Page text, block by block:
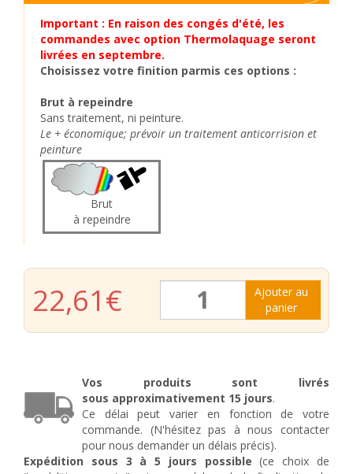
Important : En raison des congés d'été, les
commandes avec option Thermolaquage seront
livrées en septembre.
Choisissez votre finition parmis ces options :
Brut à repeindre
Sans traitement, ni peinture.
Le + économique; prévoir un traitement anticorrision et
peinture
Brut
à repeindre
22,61€
Ajouter au
panier
Jeu
de
pour
une
fixation
murale
pour
garde
Vos produits sont livrés
sous approximativement 15 jours.
Ce délai peut varier en fonction de votre
commande. (N'hésitez pas à nous contacter
pour nous demander un délais précis).
Expédition sous 3 à 5 jours possible (ce choix de